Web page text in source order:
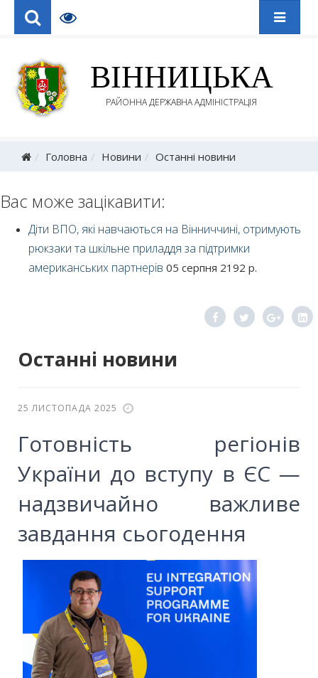
ВІННИЦЬКА
РАЙОННА ДЕРЖАВНА АДМІНІСТРАЦІЯ
Головна Новини Останні новини
Останні новини
25 ЛИСТОПАДА 2025
Готовність регіонів
України до вступу в ЄС —
надзвичайно важливе
завдання сьогодення
Вас може зацікавити:
Діти ВПО, які навчаються на Вінниччині, отримують
рюкзаки та шкільне приладдя за підтримки
американських партнерів 05 серпня 2192 р.